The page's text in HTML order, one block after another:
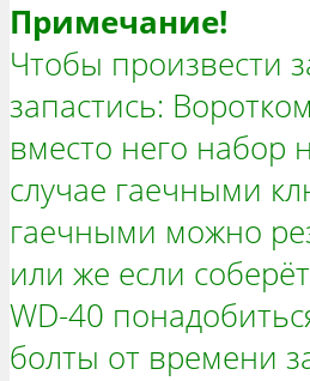
Примечание!
Чтобы произвести
запастись:
вместо него набор
случае гаечными
гаечными можно
или же если
WD-40
болты от времени